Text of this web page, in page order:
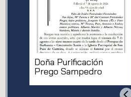
Doña Purificación
Prego Sampedro